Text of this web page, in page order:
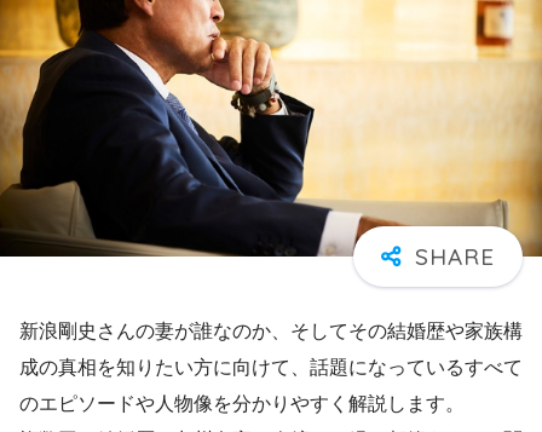
新浪剛史さんの妻が誰なのか、そしてその結婚歴や家族構
成の真相を知りたい方に向けて、話題になっているすべて
のエピソードや人物像を分かりやすく解説します。